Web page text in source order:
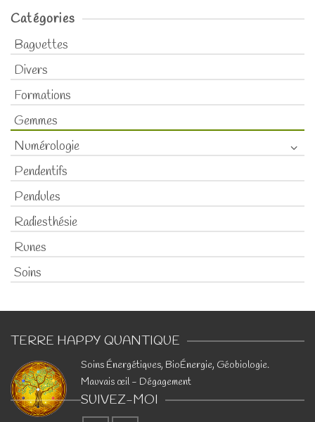
Catégories
Baguettes
Divers
Formations
Gemmes
Numérologie
Pendentifs
Pendules
Radiesthésie
Runes
Soins
TERRE HAPPY QUANTIQUE
​Soins Énergétiques, BioÉnergie, Géobiologie.
Mauvais œil - Dégagement
SUIVEZ-MOI